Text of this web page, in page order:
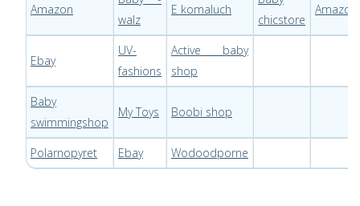
Amazon
walz
E komaluch
chicstore
Amazon
Ebay
UV-
fashions
Active baby
shop
Baby
swimmingshop
My Toys Boobi shop
Polarnopyret Ebay Wodoodporne